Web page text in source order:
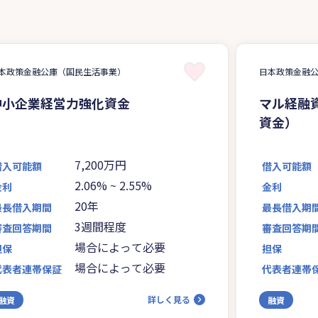
政策金融公庫（国民生活事業）
企業経営力強化資金
可能額 7,200万円
2.06% ~ 2.55%
借入期間 20年
回答期間 3週間程度
場合によって必要
者連帯保証 場合によって必要
資 詳しく見る
日本政策金融
マル経融
資金）
借入可能額
金利
最長借入期
審査回答期
担保
代表者連帯
融資